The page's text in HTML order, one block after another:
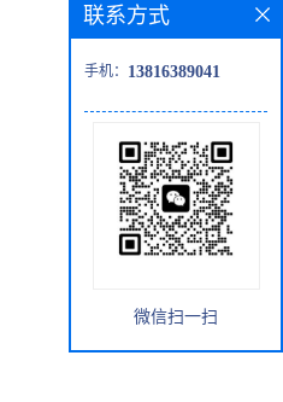
联系方式
手机： 13816389041
微信扫一扫